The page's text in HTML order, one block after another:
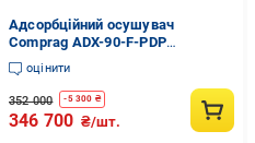
Адсорбційний осушувач
Comprag ADX-90-F-PDP
(36112661)
оцінити
352 000 -5 300 ₴
346 700 ₴/шт.